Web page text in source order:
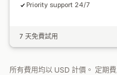
Priority support 24/7
7 天免費試用
所有費用均以 USD 計價。 定期